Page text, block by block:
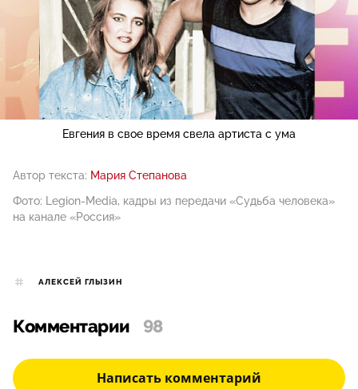
Евгения в свое время свела артиста с ума
Автор текста: Мария Степанова
Фото: Legion-Media, кадры из передачи «Судьба человека»
на канале «Россия»
АЛЕКСЕЙ ГЛЫЗИН
Комментарии 98
Написать комментарий